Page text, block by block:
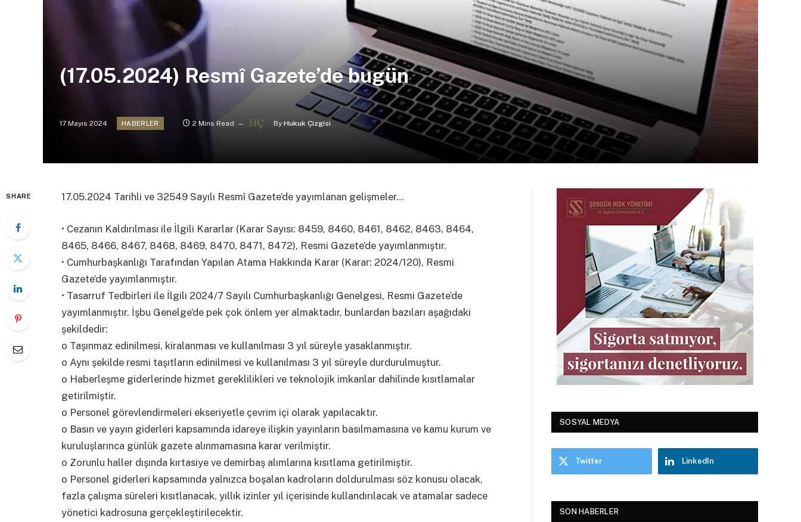
(17.05.2024) Resmî Gazete’de bugün
17 Mayıs 2024 HABERLER 2 Mins Read By Hukuk Çizgisi
SHARE 17.05.2024 Tarihli ve 32549 Sayılı Resmî Gazete’de yayımlanan gelişmeler…
• Cezanın Kaldırılması ile İlgili Kararlar (Karar Sayısı: 8459, 8460, 8461, 8462, 8463, 8464,
8465, 8466, 8467, 8468, 8469, 8470, 8471, 8472), Resmi Gazete’de yayımlanmıştır.
• Cumhurbaşkanlığı Tarafından Yapılan Atama Hakkında Karar (Karar: 2024/120), Resmi
Gazete’de yayımlanmıştır.
• Tasarruf Tedbirleri ile İlgili 2024/7 Sayılı Cumhurbaşkanlığı Genelgesi, Resmi Gazete’de
yayımlanmıştır. İşbu Genelge’de pek çok önlem yer almaktadır, bunlardan bazıları aşağıdaki
şekildedir:
o Taşınmaz edinilmesi, kiralanması ve kullanılması 3 yıl süreyle yasaklanmıştır.
o Aynı şekilde resmi taşıtların edinilmesi ve kullanılması 3 yıl süreyle durdurulmuştur.
o Haberleşme giderlerinde hizmet gereklilikleri ve teknolojik imkanlar dahilinde kısıtlamalar
getirilmiştir.
o Personel görevlendirmeleri ekseriyetle çevrim içi olarak yapılacaktır.
o Basın ve yayın giderleri kapsamında idareye ilişkin yayınların basılmamasına ve kamu kurum ve
kuruluşlarınca günlük gazete alınmamasına karar verilmiştir.
o Zorunlu haller dışında kırtasiye ve demirbaş alımlarına kısıtlama getirilmiştir.
o Personel giderleri kapsamında yalnızca boşalan kadroların doldurulması söz konusu olacak,
fazla çalışma süreleri kısıtlanacak, yıllık izinler yıl içerisinde kullandırılacak ve atamalar sadece
yönetici kadrosuna gerçekleştirilecektir.
SOSYAL MEDYA
Twitter LinkedIn
SON HABERLER